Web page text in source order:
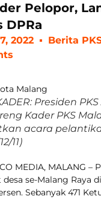
Pelopor,
DPRa
2022
Berita
Presiden
Kader PKS
acara
11)
MEDIA, MALANG –
se-Malang Raya
Sebanyak 471